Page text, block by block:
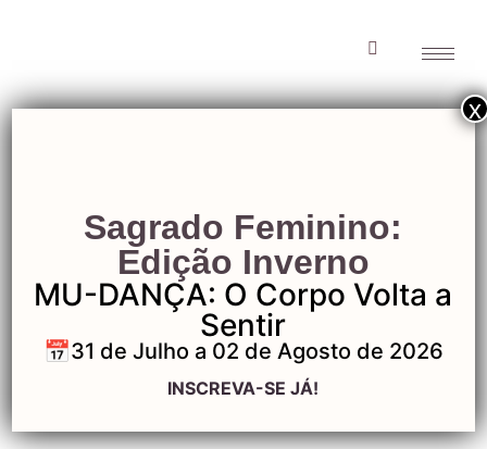
Gaia Pousada
Holística-4
Gaia Pousada
Holística-4
Sagrado Feminino:
Edição Inverno
MU-DANÇA: O Corpo Volta a
Sentir
📅31 de Julho a 02 de Agosto de 2026
INSCREVA-SE JÁ!
x